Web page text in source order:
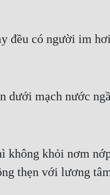
đều có người im
dưới mạch nước
khỏi nơm
thẹn với lương